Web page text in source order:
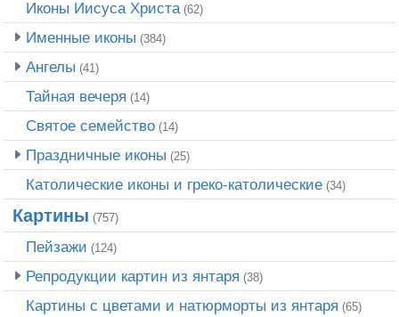
Иконы Иисуса Христа(62)
Именные иконы (384)
Ангелы (41)
Тайная вечеря (14)
Святое семейство (14)
Праздничные иконы (25)
Католические иконы и греко-католические (34)
Картины (757)
Пейзажи (124)
Репродукции картин из янтаря (38)
Картины с цветами и натюрморты из янтаря (65)